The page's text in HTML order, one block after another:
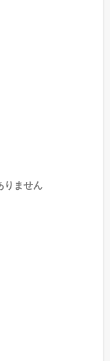
りません